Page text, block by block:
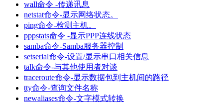
wall命令 -传递讯息
netstat命令-显示网络状态。
ping命令-检测主机。
pppstats命令 -显示PPP连线状态
samba命令-Samba服务器控制
setserial命令-设置/显示串口相关信息
talk命令-与其他使用者对谈
traceroute命令-显示数据包到主机间的路径
tty命令-查询文件名称
newaliases命令-文字模式转换